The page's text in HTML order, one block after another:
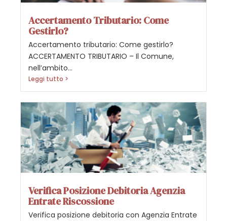
Accertamento Tributario: Come
Gestirlo?
Accertamento tributario: Come gestirlo?
ACCERTAMENTO TRIBUTARIO – Il Comune,
nell’ambito...
Leggi tutto >
Verifica Posizione Debitoria Agenzia
Entrate Riscossione
Verifica posizione debitoria con Agenzia Entrate